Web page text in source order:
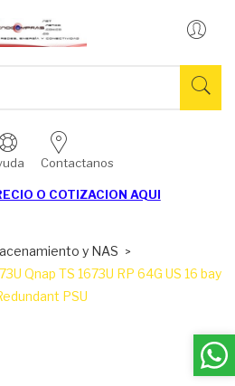
Contactanos
O COTIZACION AQUI
y NAS
Qnap TS 1673U RP 64G US 16 bay
PSU